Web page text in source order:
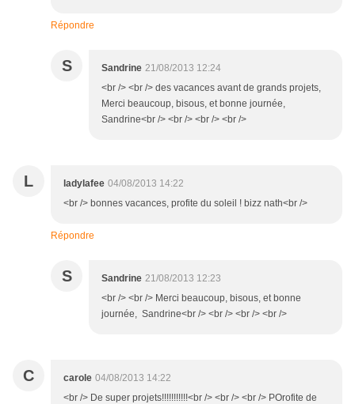
Répondre
S Sandrine 21/08/2013 12:24
<br /> <br /> des vacances avant de grands projets,
Merci beaucoup, bisous, et bonne journée,
Sandrine<br /> <br /> <br /> <br />
L ladylafee 04/08/2013 14:22
<br /> bonnes vacances, profite du soleil ! bizz nath<br />
Répondre
S Sandrine 21/08/2013 12:23
<br /> <br /> Merci beaucoup, bisous, et bonne
journée, Sandrine<br /> <br /> <br /> <br />
C carole 04/08/2013 14:22
<br /> De super projets!!!!!!!!!!!<br /> <br /> <br /> POrofite de